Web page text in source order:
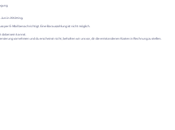
Juni in Altötting.
per E-Mail benachrichtigt. Eine Barauszahlung ist nicht möglich.
dabei sein kannst.
vornehmen und du erscheinst nicht, behalten wir uns vor, dir die entstandenen Kosten in Rechnung zu stellen.